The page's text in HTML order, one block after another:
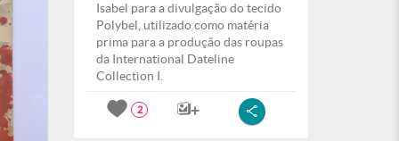
Isabel para a divulgação do tecido
Polybel, utilizado como matéria
prima para a produção das roupas
da International Dateline
Collection I.
2